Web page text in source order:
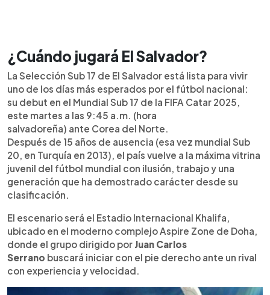
¿Cuándo jugará El Salvador?
La Selección Sub 17 de El Salvador está lista para vivir
uno de los días más esperados por el fútbol nacional:
su debut en el Mundial Sub 17 de la FIFA Catar 2025,
este martes a las 9:45 a.m. (hora
salvadoreña) ante Corea del Norte.
Después de 15 años de ausencia (esa vez mundial Sub
20, en Turquía en 2013), el país vuelve a la máxima vitrina
juvenil del fútbol mundial con ilusión, trabajo y una
generación que ha demostrado carácter desde su
clasificación.
El escenario será el Estadio Internacional Khalifa,
ubicado en el moderno complejo Aspire Zone de Doha,
donde el grupo dirigido por Juan Carlos
Serrano buscará iniciar con el pie derecho ante un rival
con experiencia y velocidad.